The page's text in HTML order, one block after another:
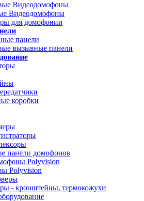
Видеодомофоны
Видеодомофоны
для домофонии
панели
вызывные панели
коробки
панели домофонов
Polyvision
Polyvision
- кронштейны, термокожухи